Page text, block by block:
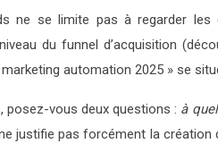
ne se limite pas à regarder
du funnel d’acquisition
automation 2025 » se
posez-vous deux questions : à
justifie pas forcément la création